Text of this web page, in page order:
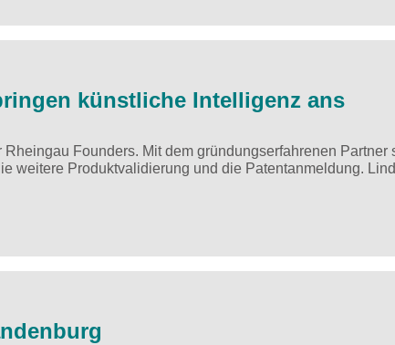
künstliche Intelligenz ans
Founders. Mit dem gründungserfahrenen Partner
weitere Produktvalidierung und die Patentanmeldung.